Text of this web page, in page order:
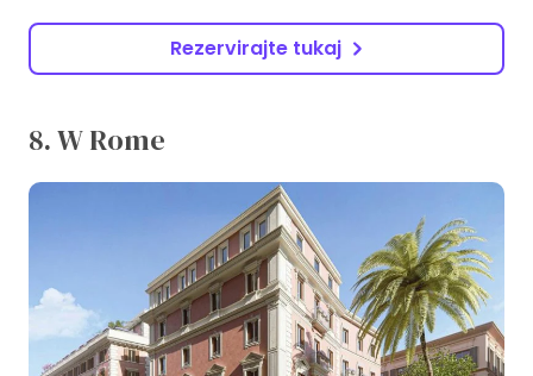
Rezervirajte tukaj
8. W Rome